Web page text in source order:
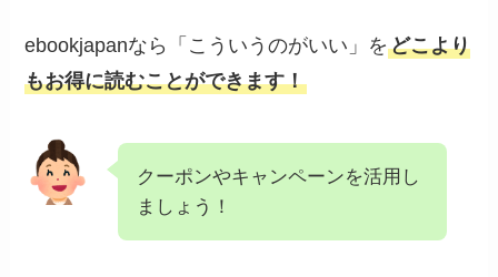
ebookjapanなら「こういうのがいい」をどこより
もお得に読むことができます！
クーポンやキャンペーンを活用し
ましょう！